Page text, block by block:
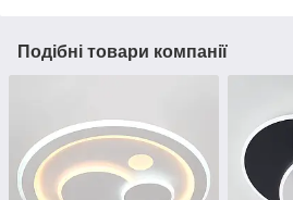
Подібні товари компанії